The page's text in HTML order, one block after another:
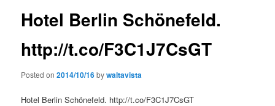
Hotel Berlin Schönefeld.
http://t.co/F3C1J7CsGT
Posted on2014/10/16bywaltavista
Hotel Berlin Schönefeld. http://t.co/F3C1J7CsGT